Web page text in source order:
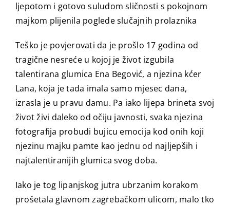
ljepotom i gotovo suludom sličnosti s pokojnom
majkom plijenila poglede slučajnih prolaznika
Teško je povjerovati da je prošlo 17 godina od
tragične nesreće u kojoj je život izgubila
talentirana glumica Ena Begović, a njezina kćer
Lana, koja je tada imala samo mjesec dana,
izrasla je u pravu damu. Pa iako lijepa brineta svoj
život živi daleko od očiju javnosti, svaka njezina
fotografija probudi bujicu emocija kod onih koji
njezinu majku pamte kao jednu od najljepših i
najtalentiranijih glumica svog doba.
Iako je tog lipanjskog jutra ubrzanim korakom
prošetala glavnom zagrebačkom ulicom, malo tko